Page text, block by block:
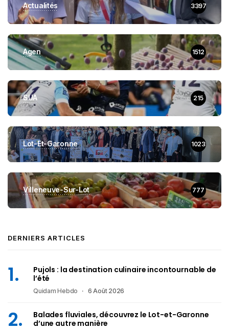
Actualités 3397
Agen 1512
SUA 215
Lot-Et-Garonne 1023
Villeneuve-Sur-Lot 777
DERNIERS ARTICLES
Pujols : la destination culinaire incontournable de
l’été
Quidam Hebdo 6 Août 2026
Balades fluviales, découvrez le Lot-et-Garonne
d’une autre manière